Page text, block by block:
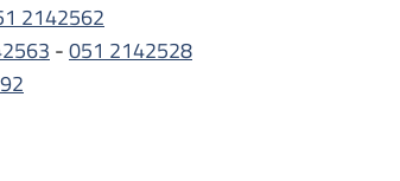
2142562
-051 2142528